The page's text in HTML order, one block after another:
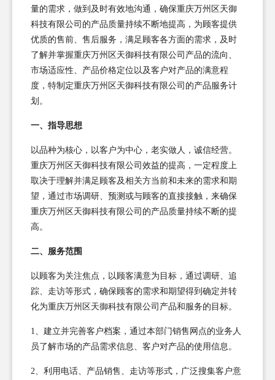
量的需求，做到及时有效地沟通，确保重庆万州区天御
科技有限公司的产品质量持续不断地提高，为顾客提供
优质的售前、售后服务，满足顾客各方面的需求，及时
了解并掌握重庆万州区天御科技有限公司产品的流向、
市场适应性、产品价格定位以及客户对产品的满意程
度，特制定重庆万州区天御科技有限公司的产品服务计
划。
一、指导思想
以品种为核心，以客户为中心，老实做人，诚信经营。
重庆万州区天御科技有限公司效益的提高，一定程度上
取决于理解并满足顾客及相关方当前和未来的需求和期
望，通过市场调研、预测或与顾客的直接接触，来确保
重庆万州区天御科技有限公司的产品质量持续不断的提
高。
二、服务范围
以顾客为关注焦点，以顾客满意为目标，通过调研、追
踪、走访等形式，确保顾客的需求和期望得到确定并转
化为重庆万州区天御科技有限公司产品和服务的目标。
1、建立并完善客户档案，通过本部门销售网点的业务人
员了解市场的产品需求信息、客户对产品的使用信息。
2、利用电话、产品销售、走访等形式，广泛搜集客户意